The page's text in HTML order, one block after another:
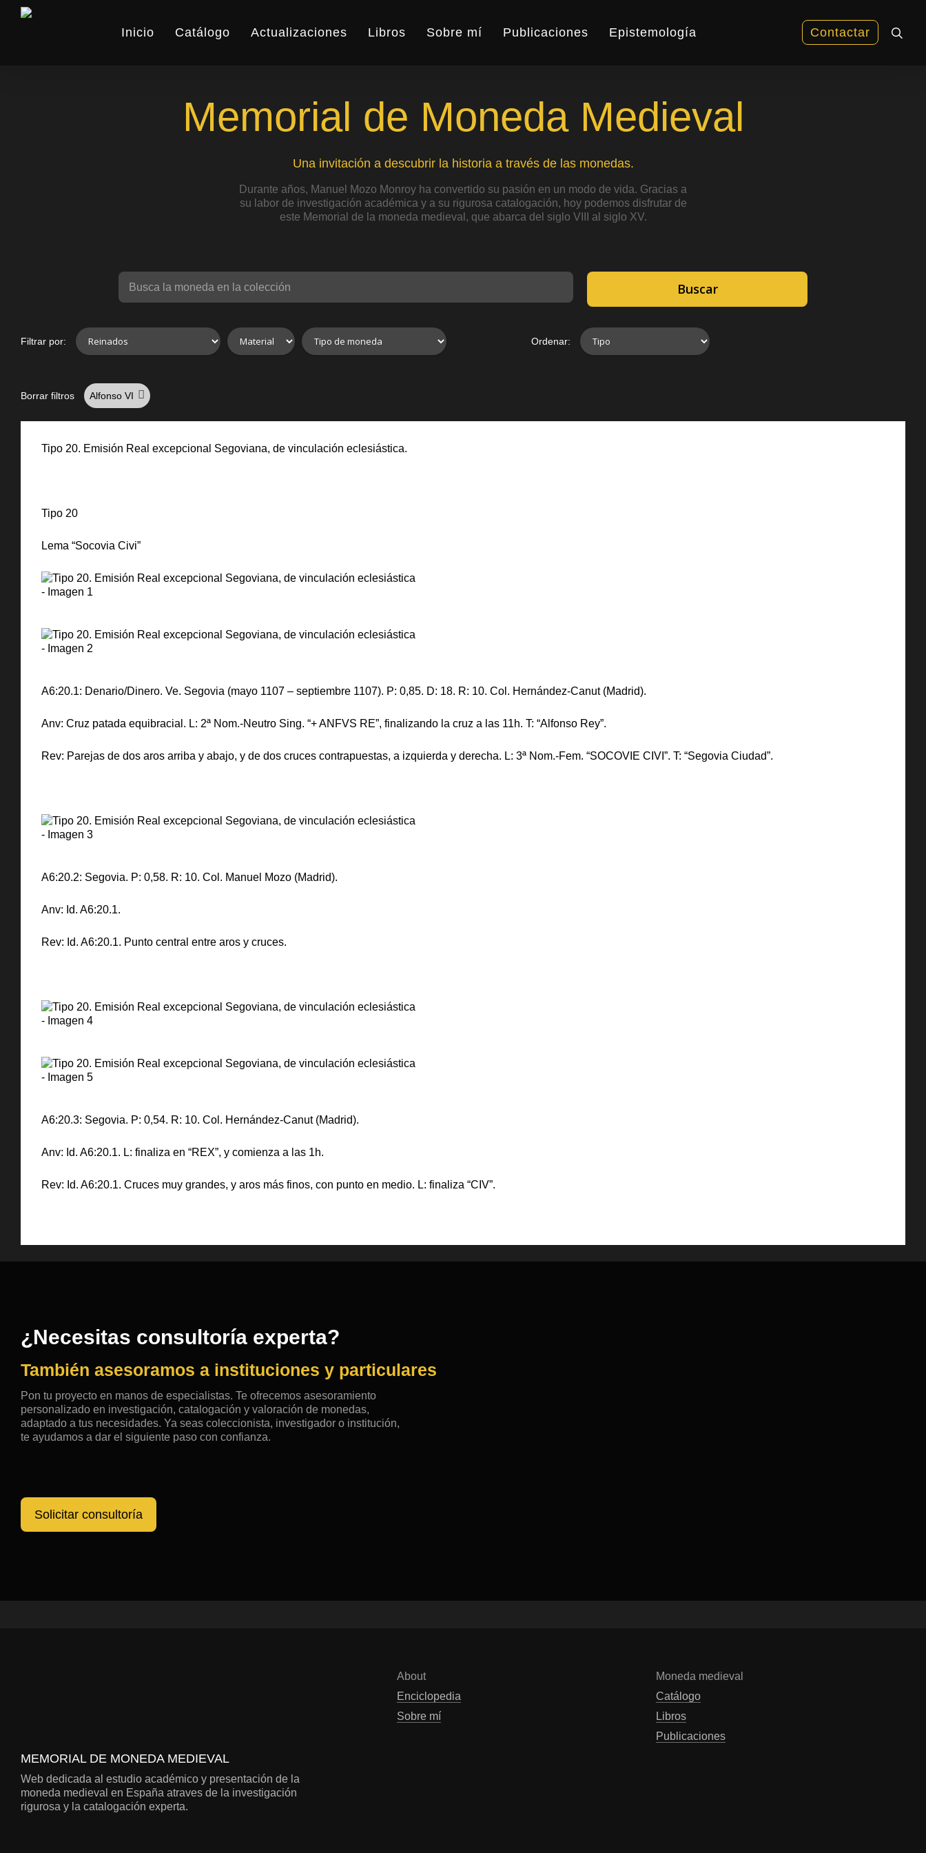
Inicio Catálogo Actualizaciones Libros Sobre mí Publicaciones Epistemología Contactar
Memorial de Moneda Medieval
Una invitación a descubrir la historia a través de las monedas.
Durante años, Manuel Mozo Monroy ha convertido su pasión en un modo de vida. Gracias a
su labor de investigación académica y a su rigurosa catalogación, hoy podemos disfrutar de
este Memorial de la moneda medieval, que abarca del siglo VIII al siglo XV.
Buscar
Filtrar por: Ordenar:
Borrar filtros Alfonso VI
Tipo 20. Emisión Real excepcional Segoviana, de vinculación eclesiástica.
Tipo 20
Lema “Socovia Civi”
A6:20.1: Denario/Dinero. Ve. Segovia (mayo 1107 – septiembre 1107). P: 0,85. D: 18. R: 10. Col. Hernández-Canut (Madrid).
Anv: Cruz patada equibracial. L: 2ª Nom.-Neutro Sing. “+ ANFVS RE”, finalizando la cruz a las 11h. T: “Alfonso Rey”.
Rev: Parejas de dos aros arriba y abajo, y de dos cruces contrapuestas, a izquierda y derecha. L: 3ª Nom.-Fem. “SOCOVIE CIVI”. T: “Segovia Ciudad”.
A6:20.2: Segovia. P: 0,58. R: 10. Col. Manuel Mozo (Madrid).
Anv: Id. A6:20.1.
Rev: Id. A6:20.1. Punto central entre aros y cruces.
A6:20.3: Segovia. P: 0,54. R: 10. Col. Hernández-Canut (Madrid).
Anv: Id. A6:20.1. L: finaliza en “REX”, y comienza a las 1h.
Rev: Id. A6:20.1. Cruces muy grandes, y aros más finos, con punto en medio. L: finaliza “CIV”.
¿Necesitas consultoría experta?
También asesoramos a instituciones y particulares
Pon tu proyecto en manos de especialistas. Te ofrecemos asesoramiento
personalizado en investigación, catalogación y valoración de monedas,
adaptado a tus necesidades. Ya seas coleccionista, investigador o institución,
te ayudamos a dar el siguiente paso con confianza.
Solicitar consultoría
MEMORIAL DE MONEDA MEDIEVAL
Web dedicada al estudio académico y presentación de la
moneda medieval en España atraves de la investigación
rigurosa y la catalogación experta.
About
Enciclopedia
Sobre mí
Moneda medieval
Catálogo
Libros
Publicaciones